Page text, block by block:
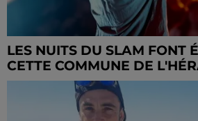
LES NUITS DU SLAM FONT
CETTE COMMUNE DE